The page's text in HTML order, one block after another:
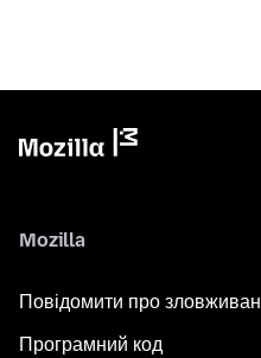
Mozilla
Повідомити про
Програмний код